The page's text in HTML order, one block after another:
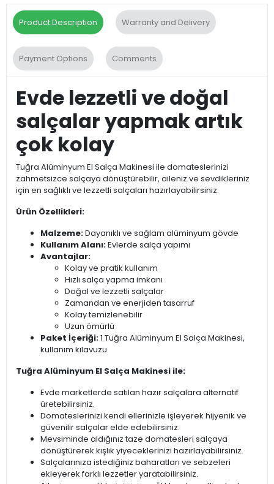
Product Description Warranty and Delivery
Payment Options Comments
Evde lezzetli ve doğal
salçalar yapmak artık
çok kolay
Tuğra Alüminyum El Salça Makinesi ile domateslerinizi
zahmetsizce salçaya dönüştürebilir, aileniz ve sevdikleriniz
için en sağlıklı ve lezzetli salçaları hazırlayabilirsiniz.
Ürün Özellikleri:
Malzeme:Dayanıklı ve sağlam alüminyum gövde
Kullanım Alanı:Evlerde salça yapımı
Avantajlar:
Kolay ve pratik kullanım
Hızlı salça yapma imkanı
Doğal ve lezzetli salçalar
Zamandan ve enerjiden tasarruf
Kolay temizlenebilir
Uzun ömürlü
Paket İçeriği:1 Tuğra Alüminyum El Salça Makinesi,
kullanım kılavuzu
Tuğra Alüminyum El Salça Makinesi ile:
Evde marketlerde satılan hazır salçalara alternatif
üretebilirsiniz.
Domateslerinizi kendi ellerinizle işleyerek hijyenik ve
güvenilir salçalar elde edebilirsiniz.
Mevsiminde aldığınız taze domatesleri salçaya
dönüştürerek kışlık yiyeceklerinizi hazırlayabilirsiniz.
Salçalarınıza istediğiniz baharatları ve sebzeleri
ekleyerek farklı lezzetler yaratabilirsiniz.